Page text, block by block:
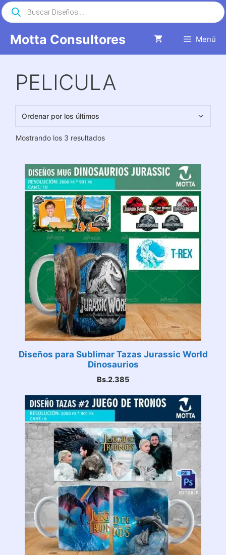
Saltar
al
Motta Consultores Menú
Búsqueda
de
productos
PELICULA
Mostrando los 3 resultadosOrdenado
últimos
Diseños para Sublimar Tazas Jurassic World
Dinosaurios
Bs.2.385